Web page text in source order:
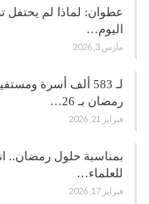
عطوان: لماذا لم يحتفل
اليوم…
مارس 3, 2026
لـ 583 ألف أسرة
رمضان بـ 26…
فبراير 21, 2026
بمناسبة حلول رمضان..
للعلماء…
فبراير 17, 2026